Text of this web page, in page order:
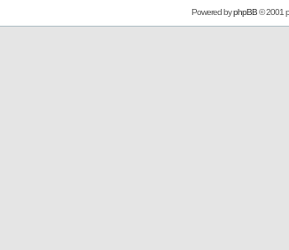
Powered byphpBB© 2001